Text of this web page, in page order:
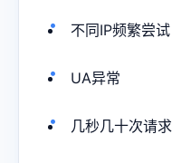
不同IP频繁尝试
UA异常
几秒几十次请求